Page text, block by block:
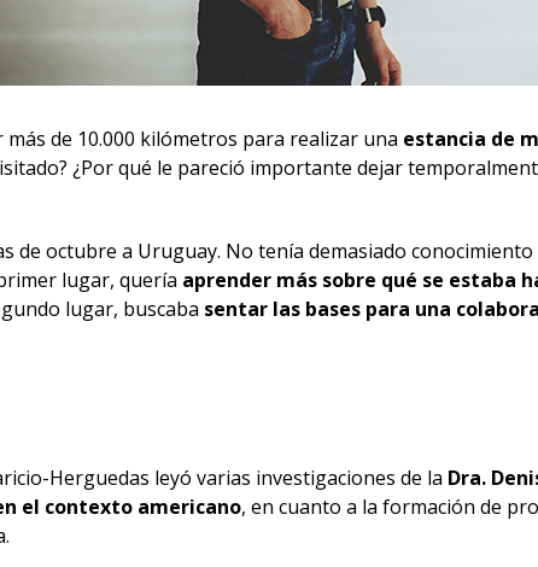
de 10.000 kilómetros para realizar una estancia de
¿Por qué le pareció importante dejar
de octubre a Uruguay. No tenía demasiado
lugar, quería aprender más sobre qué se estaba
lugar, buscaba sentar las bases para una
Herguedas leyó varias investigaciones de la Dra.
el contexto americano, en cuanto a la formación de